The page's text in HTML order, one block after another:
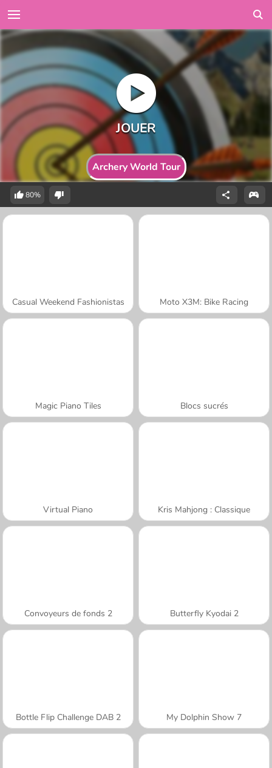
Archery World Tour
80%
Casual Weekend Fashionistas Moto X3M: Bike Racing
Magic Piano Tiles Blocs sucrés
Virtual Piano Kris Mahjong : Classique
Convoyeurs de fonds 2 Butterfly Kyodai 2
Bottle Flip Challenge DAB 2 My Dolphin Show 7